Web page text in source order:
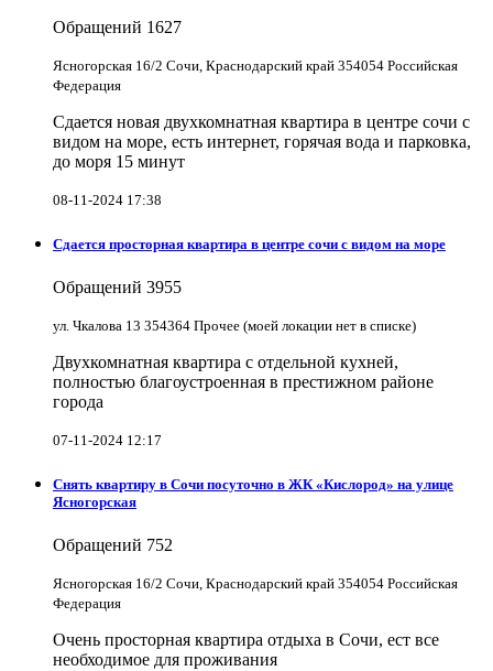
Обращений 1627
Ясногорская 16/2 Сочи, Краснодарский край 354054 Российская
Федерация
Сдается новая двухкомнатная квартира в центре сочи с
видом на море, есть интернет, горячая вода и парковка,
до моря 15 минут
08-11-2024 17:38
Сдается просторная квартира в центре сочи с видом на море
Обращений 3955
ул. Чкалова 13 354364 Прочее (моей локации нет в списке)
Двухкомнатная квартира с отдельной кухней,
полностью благоустроенная в престижном районе
города
07-11-2024 12:17
Снять квартиру в Cочи посуточно в ЖК «Кислород» на улице
Ясногорская
Обращений 752
Ясногорская 16/2 Сочи, Краснодарский край 354054 Российская
Федерация
Очень просторная квартира отдыха в Сочи, ест все
необходимое для проживания